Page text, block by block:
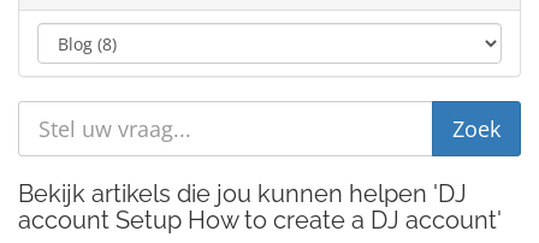
Bekijk artikels die jou kunnen helpen 'DJ
account Setup How to create a DJ account'